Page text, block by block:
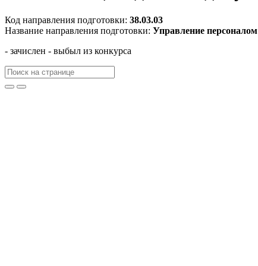
Код направления подготовки: 38.03.03
Название направления подготовки: Управление персоналом
- зачислен - выбыл из конкурса